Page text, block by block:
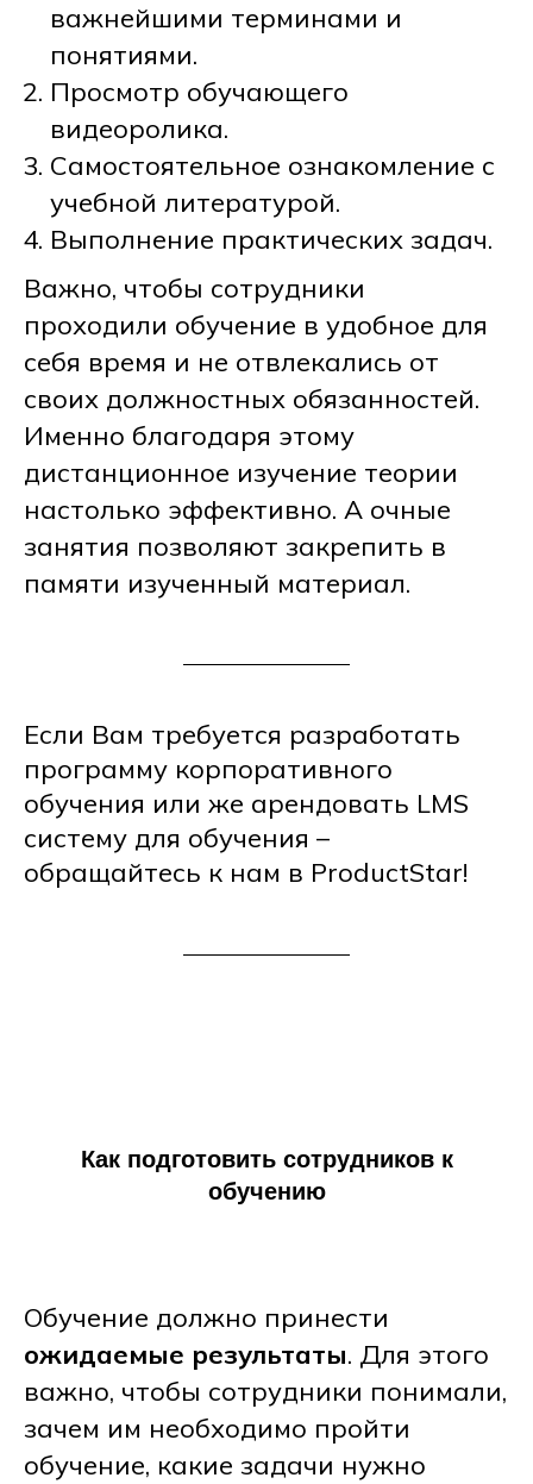
важнейшими терминами и
понятиями.
Просмотр обучающего
видеоролика.
Самостоятельное ознакомление с
учебной литературой.
Выполнение практических задач.
Важно, чтобы сотрудники
проходили обучение в удобное для
себя время и не отвлекались от
своих должностных обязанностей.
Именно благодаря этому
дистанционное изучение теории
настолько эффективно. А очные
занятия позволяют закрепить в
памяти изученный материал.
Если Вам требуется разработать
программу корпоративного
обучения или же арендовать LMS
систему для обучения –
обращайтесь к нам в ProductStar!
Как подготовить сотрудников к
обучению
Обучение должно принести
ожидаемые результаты. Для этого
важно, чтобы сотрудники понимали,
зачем им необходимо пройти
обучение, какие задачи нужно